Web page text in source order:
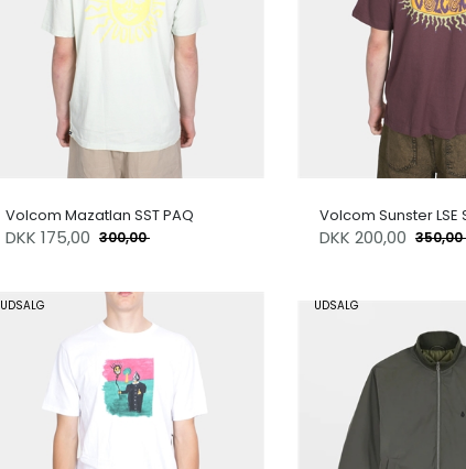
Volcom Mazatlan SST PAQ
DKK 175,00 300,00
Volcom Sunster LSE
DKK 200,00 350,00
UDSALG UDSALG